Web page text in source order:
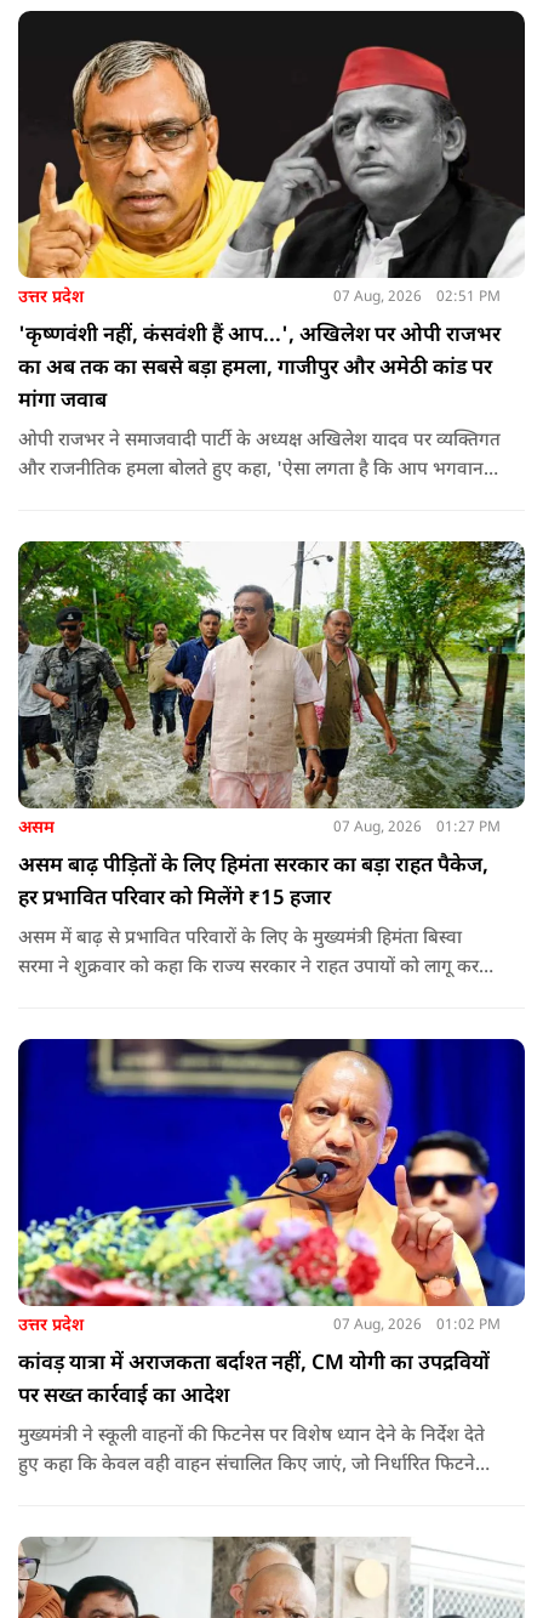
उत्तर प्रदेश 07 Aug, 2026 02:51 PM
'कृष्णवंशी नहीं, कंसवंशी हैं आप...', अखिलेश पर ओपी राजभर
का अब तक का सबसे बड़ा हमला, गाजीपुर और अमेठी कांड पर
मांगा जवाब
ओपी राजभर ने समाजवादी पार्टी के अध्यक्ष अखिलेश यादव पर व्यक्तिगत
और राजनीतिक हमला बोलते हुए कहा, 'ऐसा लगता है कि आप भगवान
असम 07 Aug, 2026 01:27 PM
असम बाढ़ पीड़ितों के लिए हिमंता सरकार का बड़ा राहत पैकेज,
हर प्रभावित परिवार को मिलेंगे ₹15 हजार
असम में बाढ़ से प्रभावित परिवारों के लिए के मुख्यमंत्री हिमंता बिस्वा
सरमा ने शुक्रवार को कहा कि राज्य सरकार ने राहत उपायों को लागू करना
उत्तर प्रदेश 07 Aug, 2026 01:02 PM
कांवड़ यात्रा में अराजकता बर्दाश्त नहीं, CM योगी का उपद्रवियों
पर सख्त कार्रवाई का आदेश
मुख्यमंत्री ने स्कूली वाहनों की फिटनेस पर विशेष ध्यान देने के निर्देश देते
हुए कहा कि केवल वही वाहन संचालित किए जाएं, जो निर्धारित फिटनेस
ताकि विद्यार्थियों और आम नागरिकों की सुरक्षा सुनिश्चित की जा सके.